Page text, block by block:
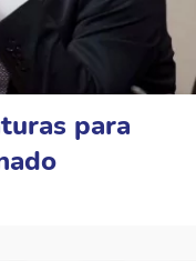
para